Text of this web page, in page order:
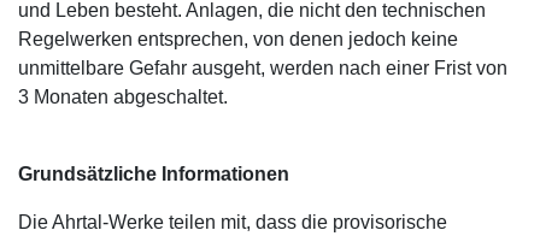
und Leben besteht. Anlagen, die nicht den technischen
Regelwerken entsprechen, von denen jedoch keine
unmittelbare Gefahr ausgeht, werden nach einer Frist von
3 Monaten abgeschaltet.
Grundsätzliche Informationen
Die Ahrtal-Werke teilen mit, dass die provisorische